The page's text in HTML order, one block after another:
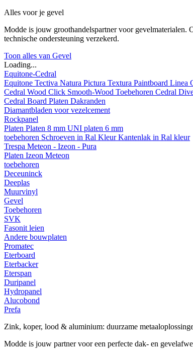
Alles voor je gevel
Modde is jouw groothandelspartner voor gevelmaterialen.
technische ondersteuning verzekerd.
Toon alles van Gevel
Loading...
Equitone-Cedral
Equitone Tectiva Natura Pictura Textura Paintboard Linea
Cedral Wood Click Smooth-Wood Toebehoren Cedral
Cedral Board Platen Dakranden
Diamantbladen voor vezelcement
Rockpanel
Platen Platen 8 mm UNI platen 6 mm
toebehoren Schroeven in Ral KleurKantenlak in Ral kleur
Trespa Meteon - Izeon - Pura
Platen Izeon Meteon
toebehoren
Deceuninck
Deeplas
Muurvinyl
Gevel
Toebehoren
SVK
Fasonit leien
Andere bouwplaten
Promatec
Eterboard
Eterbacker
Eterspan
Duripanel
Hydropanel
Alucobond
Prefa
Zink, koper, lood & aluminium: duurzame
Modde is jouw partner voor een perfecte dak- en